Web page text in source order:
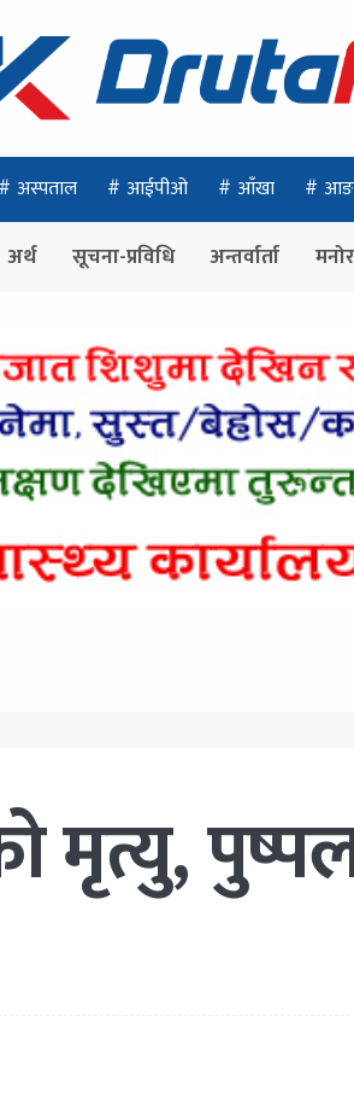
अस्पताल आईपीओ आँखा आङ
अर्थ सूचना-प्रविधि अन्तर्वार्ता
मृत्यु,